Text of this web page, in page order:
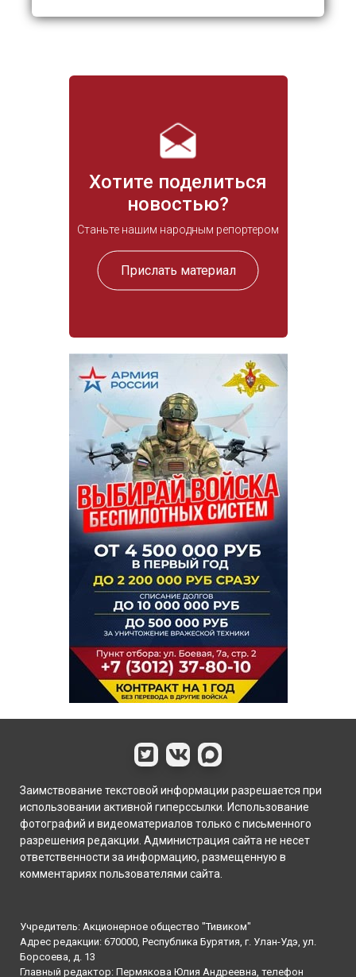
Хотите поделиться
новостью?
Станьте нашим народным репортером
Прислать материал
Заимствование текстовой информации разрешается при
использовании активной гиперссылки. Использование
фотографий и видеоматериалов только с письменного
разрешения редакции. Администрация сайта не несет
ответственности за информацию, размещенную в
комментариях пользователями сайта.
Учредитель: Акционерное общество "Тивиком"
Адрес редакции: 670000, Республика Бурятия, г. Улан-Удэ, ул.
Борсоева, д. 13
Главный редактор: Пермякова Юлия Андреевна, телефон